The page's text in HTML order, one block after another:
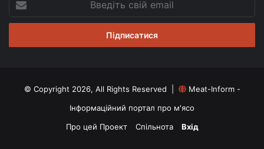
свій
email
© Copyright 2026, All Rights Reserved |
Meat-Inform -
Інформаційний портал про м'ясо
Про цей Проект
Спільнота Вхід